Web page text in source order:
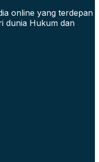
online yang terdepan
dunia Hukum dan